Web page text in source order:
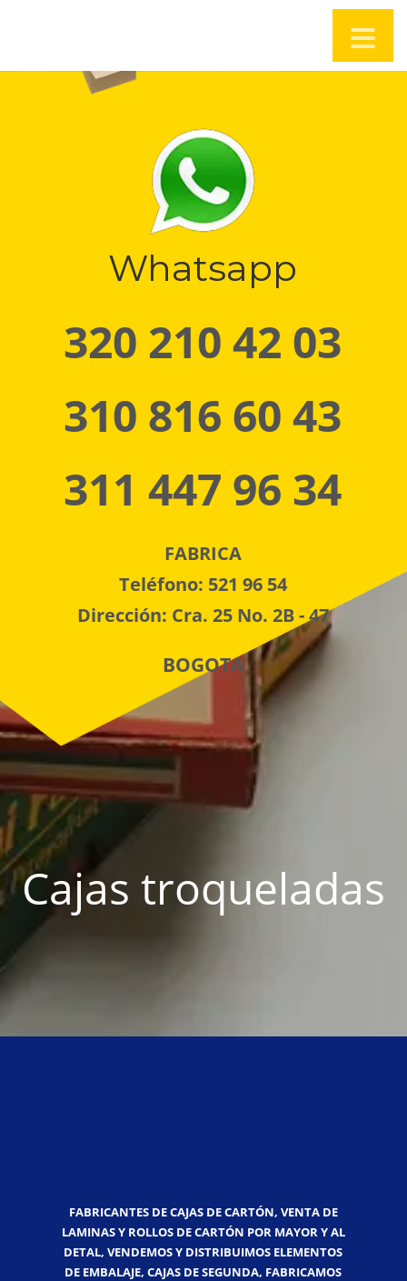
Whatsapp
320 210 42 03
310 816 60 43
311 447 96 34
FABRICA
Teléfono: 521 96 54
Dirección: Cra. 25 No. 2B - 47
BOGOTA
Cajas troqueladas
FABRICANTES DE CAJAS DE CARTÓN, VENTA DE
LAMINAS Y ROLLOS DE CARTÓN POR MAYOR Y AL
DETAL, VENDEMOS Y DISTRIBUIMOS ELEMENTOS
DE EMBALAJE, CAJAS DE SEGUNDA, FABRICAMOS